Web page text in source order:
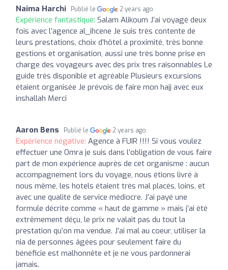
Naima Harchi Publié le 2 years ago
Expérience fantastique: Salam Alikoum J’ai voyagé deux
fois avec l’agence al_ihcene Je suis très contente de
leurs prestations, choix d’hôtel a proximité, très bonne
gestions et organisation, aussi une très bonne prise en
charge des voyageurs avec des prix tres raisonnables Le
guide très disponible et agréable Plusieurs excursions
étaient organisée Je prévois de faire mon hajj avec eux
inshallah Merci
Aaron Bens Publié le 2 years ago
Expérience négative: Agence à FUIR !!!! Si vous voulez
effectuer une Omra je suis dans l’obligation de vous faire
part de mon expérience auprès de cet organisme : aucun
accompagnement lors du voyage, nous étions livré à
nous même, les hotels étaient très mal placés, loins, et
avec une qualité de service médiocre. J’ai payé une
formule décrite comme « haut de gamme » mais j’ai été
extrêmement déçu, le prix ne valait pas du tout la
prestation qu’on ma vendue. J’ai mal au coeur, utiliser la
nia de personnes âgées pour seulement faire du
bénéficie est malhonnête et je ne vous pardonnerai
jamais.